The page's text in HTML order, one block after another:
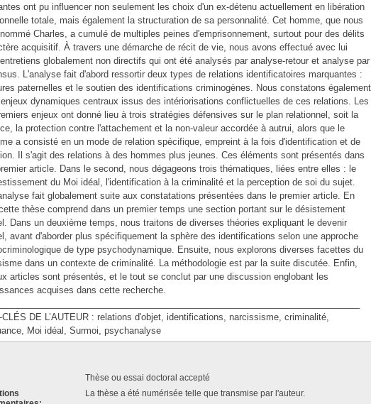
ont pu influencer non seulement les choix d'un ex-détenu actuellement en libération
totale, mais également la structuration de sa personnalité. Cet homme, que nous
Charles, a cumulé de multiples peines d'emprisonnement, surtout pour des délits
acquisitif. À travers une démarche de récit de vie, nous avons effectué avec lui
globalement non directifs qui ont été analysés par analyse-retour et analyse par
L'analyse fait d'abord ressortir deux types de relations identificatoires marquantes :
paternelles et le soutien des identifications criminogènes. Nous constatons également
dynamiques centraux issus des intériorisations conflictuelles de ces relations. Les
enjeux ont donné lieu à trois stratégies défensives sur le plan relationnel, soit la
la protection contre l'attachement et la non-valeur accordée à autrui, alors que le
a consisté en un mode de relation spécifique, empreint à la fois d'identification et de
Il s'agit des relations à des hommes plus jeunes. Ces éléments sont présentés dans
article. Dans le second, nous dégageons trois thématiques, liées entre elles : le
du Moi idéal, l'identification à la criminalité et la perception de soi du sujet.
fait globalement suite aux constatations présentées dans le premier article. En
thèse comprend dans un premier temps une section portant sur le désistement
Dans un deuxième temps, nous traitons de diverses théories expliquant le devenir
avant d'aborder plus spécifiquement la sphère des identifications selon une approche
de type psychodynamique. Ensuite, nous explorons diverses facettes du
dans un contexte de criminalité. La méthodologie est par la suite discutée. Enfin,
articles sont présentés, et le tout se conclut par une discussion englobant les
acquises dans cette recherche.
CLÉS DE L’AUTEUR : relations d'objet, identifications, narcissisme, criminalité,
Moi idéal, Surmoi, psychanalyse
Thèse ou essai doctoral accepté
La thèse a été numérisée telle que transmise par l'auteur.